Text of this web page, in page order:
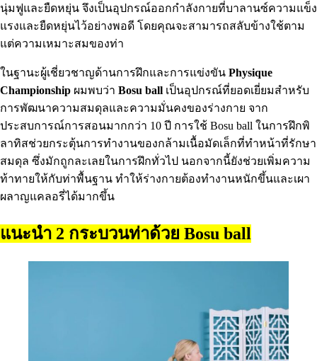
นุ่มฟูและยืดหยุ่น จึงเป็นอุปกรณ์ออกกำลังกายที่บาลานซ์ความแข็ง
แรงและยืดหยุ่นไว้อย่างพอดี โดยคุณจะสามารถสลับข้างใช้ตาม
แต่ความเหมาะสมของท่า
ในฐานะผู้เชี่ยวชาญด้านการฝึกและการแข่งขัน Physique
Championship ผมพบว่า Bosu ball เป็นอุปกรณ์ที่ยอดเยี่ยมสำหรับ
การพัฒนาความสมดุลและความมั่นคงของร่างกาย จาก
ประสบการณ์การสอนมากกว่า 10 ปี การใช้ Bosu ball ในการฝึกพิ
ลาทิสช่วยกระตุ้นการทำงานของกล้ามเนื้อมัดเล็กที่ทำหน้าที่รักษา
สมดุล ซึ่งมักถูกละเลยในการฝึกทั่วไป นอกจากนี้ยังช่วยเพิ่มความ
ท้าทายให้กับท่าพื้นฐาน ทำให้ร่างกายต้องทำงานหนักขึ้นและเผา
ผลาญแคลอรี่ได้มากขึ้น
แนะนำ 2 กระบวนท่าด้วย Bosu ball